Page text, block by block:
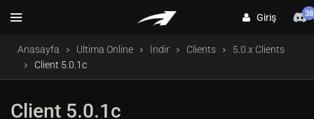
Giriş 38
Anasayfa Ultima Online İndir Clients
5.0.x Clients
Client 5.0.1c
Client 5.0.1c